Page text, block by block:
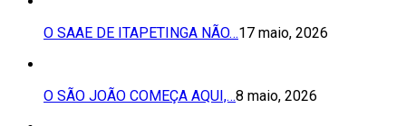
O SAAE DE ITAPETINGA NÃO…17 maio, 2026
O SÃO JOÃO COMEÇA AQUI,…8 maio, 2026